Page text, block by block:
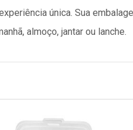
única. Sua
almoço, jantar ou lanche.